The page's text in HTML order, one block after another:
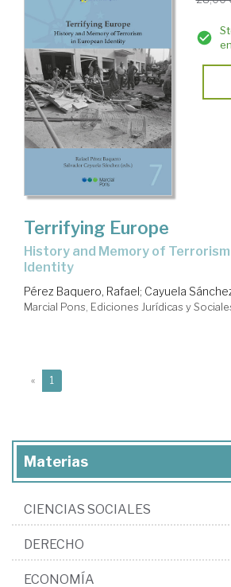
Terrifying Europe
history and Memory of Terrorism in European
Identity
Pérez Baquero, Rafael; Cayuela
Marcial Pons, Ediciones Jurídicas y
« 1
Materias
CIENCIAS SOCIALES
DERECHO
ECONOMÍA